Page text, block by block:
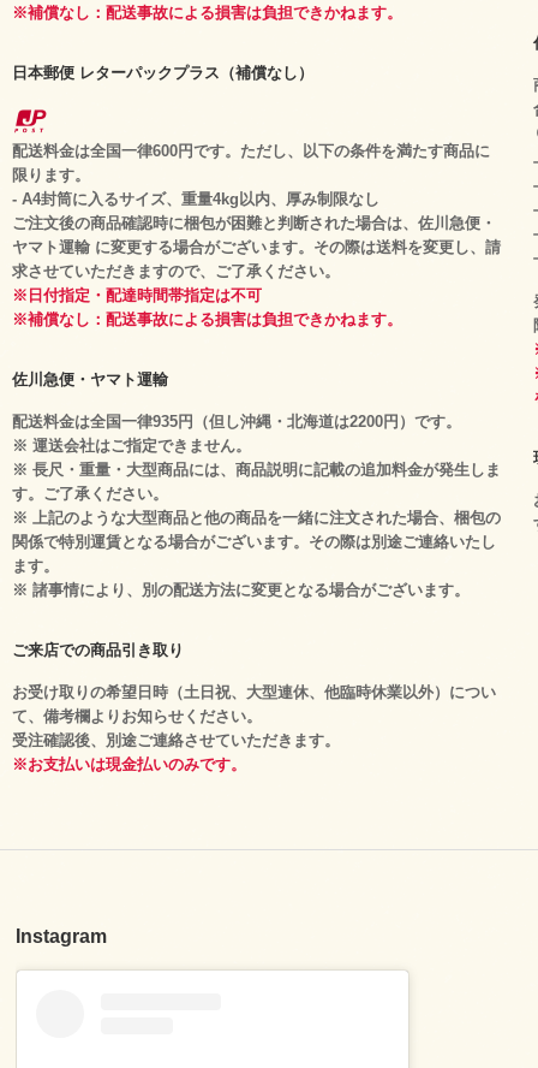
※補償なし：配送事故による損害は負担できかねます。
日本郵便 レターパックプラス（補償なし）
配送料金は全国一律600円です。ただし、以下の条件を満たす商品に
限ります。
- A4封筒に入るサイズ、重量4kg以内、厚み制限なし
ご注文後の商品確認時に梱包が困難と判断された場合は、佐川急便・
ヤマト運輸 に変更する場合がございます。その際は送料を変更し、請
求させていただきますので、ご了承ください。
※日付指定・配達時間帯指定は不可
※補償なし：配送事故による損害は負担できかねます。
佐川急便・ヤマト運輸
配送料金は全国一律935円（但し沖縄・北海道は2200円）です。
※ 運送会社はご指定できません。
※ 長尺・重量・大型商品には、商品説明に記載の追加料金が発生しま
す。ご了承ください。
※ 上記のような大型商品と他の商品を一緒に注文された場合、梱包の
関係で特別運賃となる場合がございます。その際は別途ご連絡いたし
ます。
※ 諸事情により、別の配送方法に変更となる場合がございます。
ご来店での商品引き取り
お受け取りの希望日時（土日祝、大型連休、他臨時休業以外）につい
て、備考欄よりお知らせください。
受注確認後、別途ご連絡させていただきます。
※お支払いは現金払いのみです。
Instagram